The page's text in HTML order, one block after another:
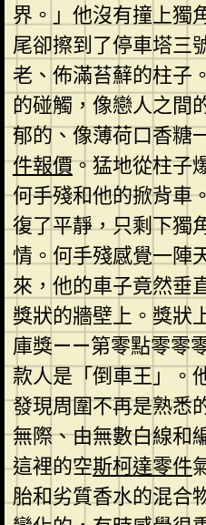
界。」他沒有撞上獨
尾卻擦到了停車塔三
老、佈滿苔蘚的柱子
的碰觸，像戀人之間
郁的、像薄荷口香糖
件報價。猛地從柱子
何手殘和他的掀背車
復了平靜，只剩下獨
情。何手殘感覺一陣
來，他的車子竟然垂
獎狀的牆壁上。獎狀
庫獎——第零點零零
款人是「倒車王」。
發現周圍不再是熟悉
無際、由無數白線和
這裡的空斯柯達零件
胎和劣質香水的混合